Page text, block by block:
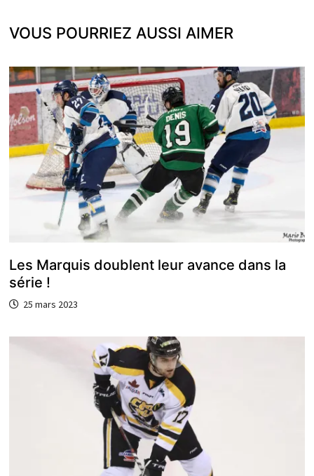
VOUS POURRIEZ AUSSI AIMER
Les Marquis doublent leur avance dans la
série !
25 mars 2023